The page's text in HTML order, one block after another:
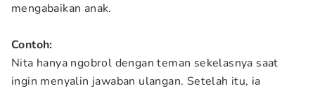
mengabaikan anak.
Contoh:
Nita hanya ngobrol dengan teman sekelasnya saat
ingin menyalin jawaban ulangan. Setelah itu, ia